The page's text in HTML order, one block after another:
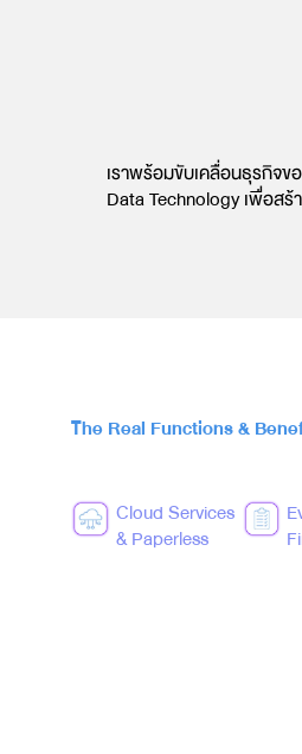
เราพร้อมขับเคลื่อนธุรกิจ
Data Technology เพื่อส
The Real Functions &
Cloud Services
& Paperless